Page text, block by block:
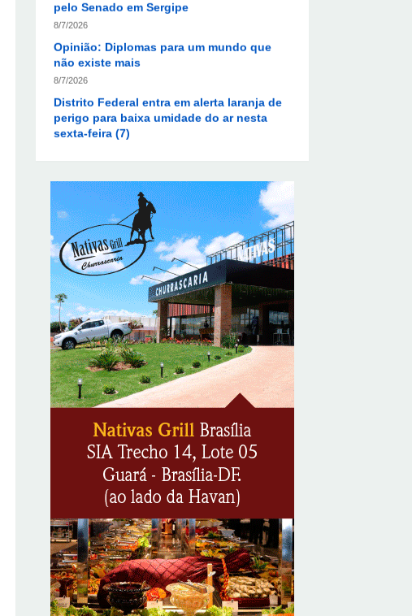
Opinião: Diplomas para um mundo que
não existe mais
8/7/2026
Distrito Federal entra em alerta laranja de
perigo para baixa umidade do ar nesta
sexta-feira (7)
8/7/2026
Ampliada oferta de tratamento menos
8/7/2026
Sala de Concerto, da Rádio MEC, celebra
Radamés Gnattali nesta sexta
8/7/2026
Indígenas Pirahã vão ter acesso a
consultas e exames em expedição do SUS
no Amazonas
8/7/2026
Reposição de testosterona não é
obrigatória para mulheres
8/7/2026
Em convenção do Republicanos, Flávio
Bolsonaro anuncia apoio a Cristiane Britto
ABIMAQ promove workshop sobre contas
correntes em moeda estrangeira para
pessoas jurídicas
KRJ destaca conector KARP durante o 55º
Circuito Nacional do Setor Elétrico
8/7/2026
Flávio Bolsonaro declara apoio a Rodrigo
Valadares e Coronel Rocha na disputa
pelo Senado em Sergipe